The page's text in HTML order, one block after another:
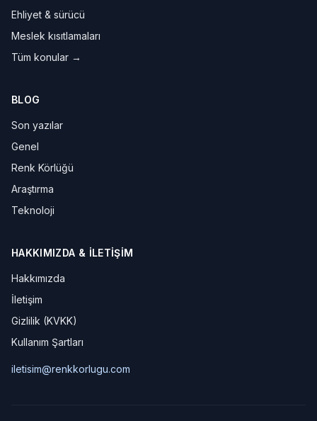
Ehliyet & sürücü
Meslek kısıtlamaları
Tüm konular →
BLOG
Son yazılar
Genel
Renk Körlüğü
Araştırma
Teknoloji
HAKKIMIZDA & İLETIŞIM
Hakkımızda
İletişim
Gizlilik (KVKK)
Kullanım Şartları
iletisim@renkkorlugu.com